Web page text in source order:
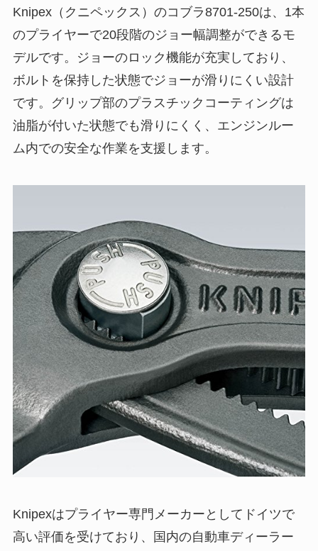
Knipex（クニペックス）のコブラ8701-250は、1本
のプライヤーで20段階のジョー幅調整ができるモ
デルです。ジョーのロック機能が充実しており、
ボルトを保持した状態でジョーが滑りにくい設計
です。グリップ部のプラスチックコーティングは
油脂が付いた状態でも滑りにくく、エンジンルー
ム内での安全な作業を支援します。
Knipexはプライヤー専門メーカーとしてドイツで
高い評価を受けており、国内の自動車ディーラー